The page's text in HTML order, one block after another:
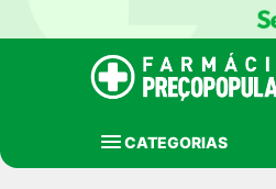
CATEGORIAS